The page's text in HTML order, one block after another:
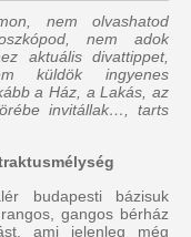
nem olvashatod
nem adok
aktuális divattippet,
küldök ingyenes
a Ház, a Lakás, az
invitállak…, tarts
budapesti bázisuk
gangos bérház
ami jelenleg még